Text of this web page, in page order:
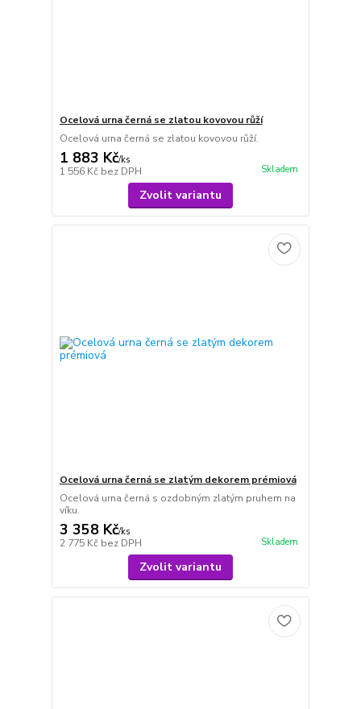
Ocelová urna černá se zlatou kovovou růží
Ocelová urna černá se zlatou kovovou růží.
1 883 Kč/ks
1 556 Kč bez DPH Skladem
Zvolit variantu
Ocelová urna černá se zlatým dekorem prémiová
Ocelová urna černá s ozdobným zlatým pruhem na
víku.
3 358 Kč/ks
2 775 Kč bez DPH Skladem
Zvolit variantu